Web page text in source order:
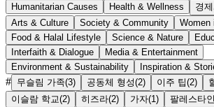
Humanitarian Causes
Health & Wellness
경
Arts & Culture
Society & Community
Women
Food & Halal Lifestyle
Science & Nature
Interfaith & Dialogue
Media & Entertainment
Environment & Sustainability
Inspiration &
# 무슬림 가족(3) 공동체 형성(2) 이주 팁(2)
이슬람 학교(2) 히즈라(2) 가자(1 ) 팔레스타인